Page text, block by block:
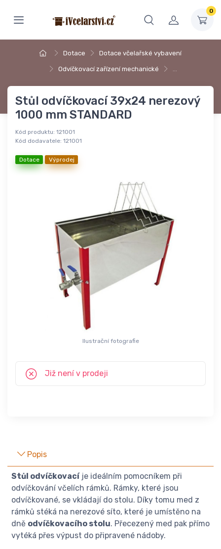
0
Dotace Dotace včelařské vybavení
Odvíčkovací zařízení mechanické …
Stůl odvíčkovací 39x24 nerezový
1000 mm STANDARD
Kód produktu: 121001
Kód dodavatele: 121001
Dotace Výprodej
Ilustrační fotografie
Již není v prodeji
Popis
Stůl odvíčkovacíje ideálním pomocníkem při
odvíčkování včelích rámků. Rámky, které jsou
odvíčkované, se vkládají do stolu. Díky tomu med z
rámků stéká na nerezové síto, které je umístěno na
dně odvíčkovacího stolu. Přecezený med pak přímo
vytéká přes výpust do připravené nádoby.